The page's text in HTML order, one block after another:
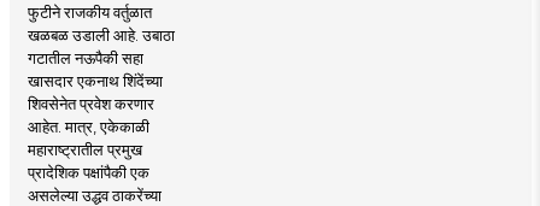
फुटीने राजकीय वर्तुळात
खळबळ उडाली आहे. उबाठा
गटातील नऊपैकी सहा
खासदार एकनाथ शिंदेंच्या
शिवसेनेत प्रवेश करणार
आहेत. मात्र, एकेकाळी
महाराष्ट्रातील प्रमुख
प्रादेशिक पक्षांपैकी एक
असलेल्या उद्धव ठाकरेंच्या